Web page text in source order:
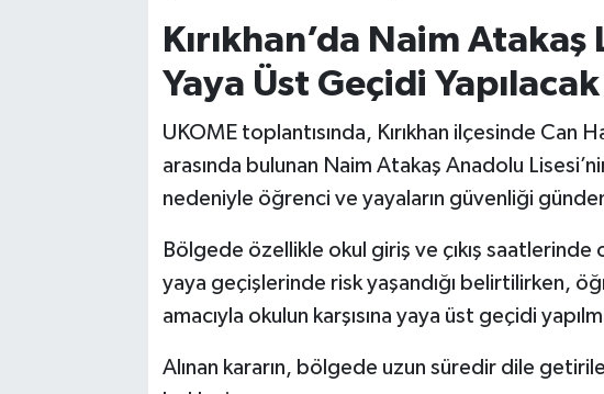
Kırıkhan’da Naim Atakaş
Yaya Üst Geçidi Yapılacak
UKOME toplantısında, Kırıkhan ilçesinde Can
arasında bulunan Naim Atakaş Anadolu
nedeniyle öğrenci ve yayaların güvenliği
Bölgede özellikle okul giriş ve çıkış
yaya geçişlerinde risk yaşandığı belirtilirken,
amacıyla okulun karşısına yaya üst geçidi
Alınan kararın, bölgede uzun süredir dile